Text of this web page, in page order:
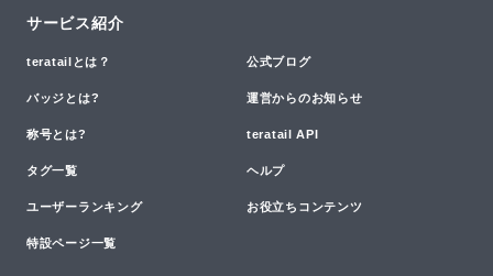
サービス紹介
teratailとは？ 公式ブログ
バッジとは? 運営からのお知らせ
称号とは? teratail API
タグ一覧 ヘルプ
ユーザーランキング お役立ちコンテンツ
特設ページ一覧